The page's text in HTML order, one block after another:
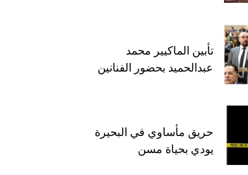
تأبين الماكيير محمد
عبدالحميد بحضور الفنانين
حريق مأساوي في البحيرة
يودي بحياة مسن